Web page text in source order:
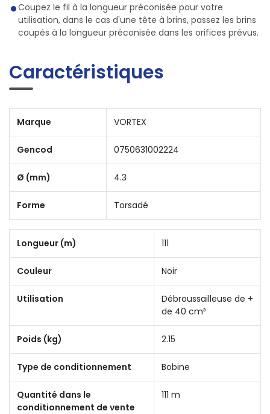
Coupez le fil à la longueur préconisée pour votre
utilisation, dans le cas d'une tête à brins, passez les brins
coupés à la longueur préconisée dans les orifices prévus.
Caractéristiques
Marque VORTEX
Gencod 0750631002224
Ø (mm) 4.3
Forme Torsadé
Longueur (m) 111
Couleur Noir
Utilisation
Débroussailleuse de +
de 40 cm³
Poids (kg) 2.15
Type de conditionnement Bobine
Quantité dans le
conditionnement de vente
111 m